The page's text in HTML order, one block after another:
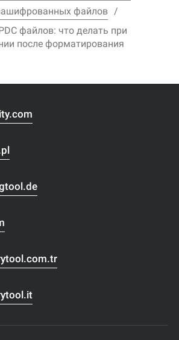
файлов
файлов: что делать при
после форматирования